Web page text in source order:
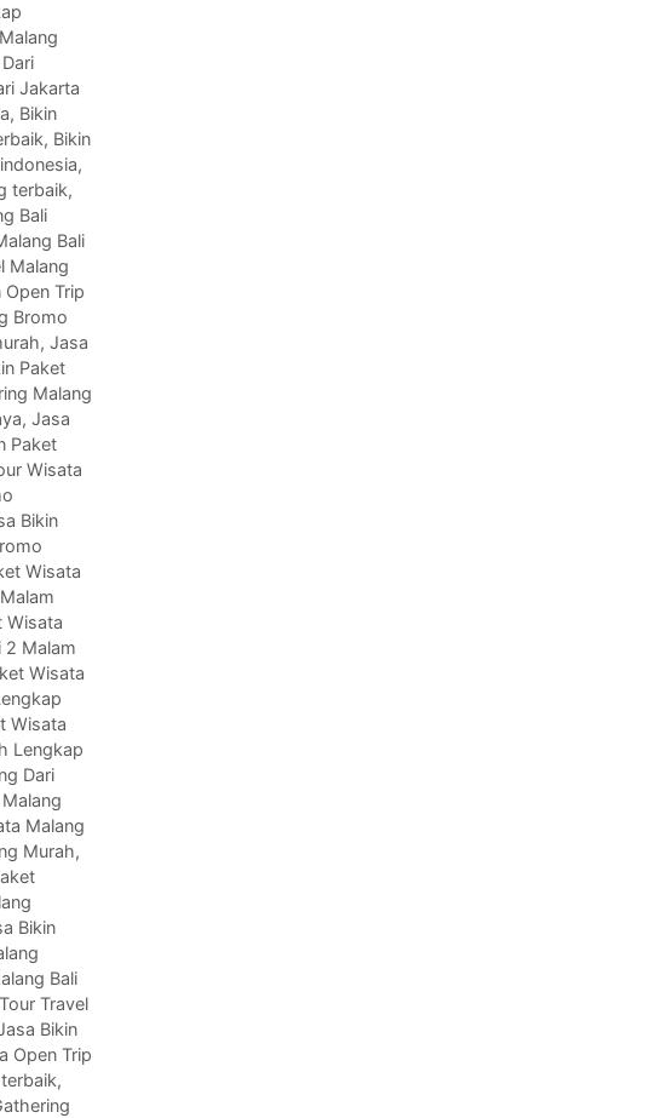
Jakarta
, Bikin
, Bikin
,
terbaik,
Bali
Bali
Malang
Open Trip
Bromo
, Jasa
Paket
Malang
, Jasa
Paket
Wisata
Bikin
Wisata
Wisata
2 Malam
Wisata
Wisata
Lengkap
Dari
Malang
Murah,
Bikin
Bali
Travel
Bikin
Open Trip
,